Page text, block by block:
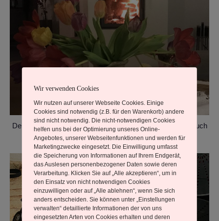
Der Ofen brennt, es ist dunkel, nun werde ich ein neues Buch
beginnen zu lesen.
Wir verwenden Cookies
Wir nutzen auf unserer Webseite Cookies. Einige
Cookies sind notwendig (z.B. für den Warenkorb) andere
sind nicht notwendig. Die nicht-notwendigen Cookies
helfen uns bei der Optimierung unseres Online-
Angebotes, unserer Webseitenfunktionen und werden für
Marketingzwecke eingesetzt. Die Einwilligung umfasst
die Speicherung von Informationen auf Ihrem Endgerät,
das Auslesen personenbezogener Daten sowie deren
Verarbeitung. Klicken Sie auf „Alle akzeptieren“, um in
den Einsatz von nicht notwendigen Cookies
einzuwilligen oder auf „Alle ablehnen“, wenn Sie sich
anders entscheiden. Sie können unter „Einstellungen
verwalten“ detaillierte Informationen der von uns
eingesetzten Arten von Cookies erhalten und deren